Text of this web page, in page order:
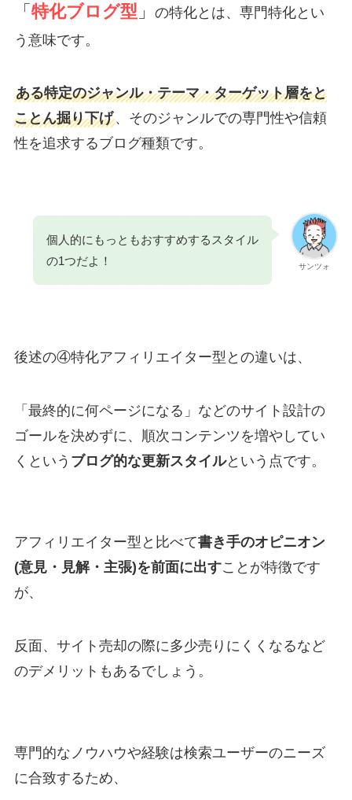
「 特化ブログ型 」
の特化とは、専門特化とい
う意味です。
ある特定のジャンル・テーマ・ターゲット層をと
ことん掘り下げ、そのジャンルでの専門性や信頼
性を追求するブログ種類です。
サンツォ
個人的にもっともおすすめするスタイル
の1つだよ！
後述の④特化アフィリエイター型との違いは、
「最終的に何ページになる」などのサイト設計の
ゴールを決めずに、順次コンテンツを増やしてい
くという ブログ的な更新スタイルという点です。
アフィリエイター型と比べて書き手のオピニオン
(意見・見解・主張)を前面に出すことが特徴です
が、
反面、サイト売却の際に多少売りにくくなるなど
のデメリットもあるでしょう。
専門的なノウハウや経験は検索ユーザーのニーズ
に合致するため、